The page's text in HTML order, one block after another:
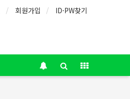
회원가입 ID·PW찾기